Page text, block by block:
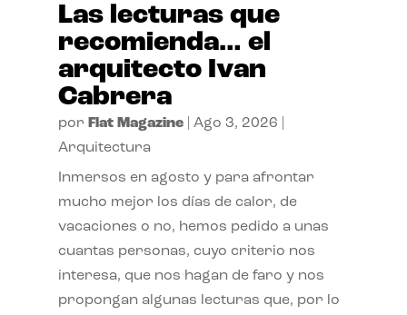
Las lecturas que
recomienda… el
arquitecto Ivan
Cabrera
por Flat Magazine| Ago 3, 2026
Arquitectura
Inmersos en agosto y para afrontar
mucho mejor los días de calor, de
vacaciones o no, hemos pedido a unas
cuantas personas, cuyo criterio nos
interesa, que nos hagan de faro y nos
propongan algunas lecturas que, por lo